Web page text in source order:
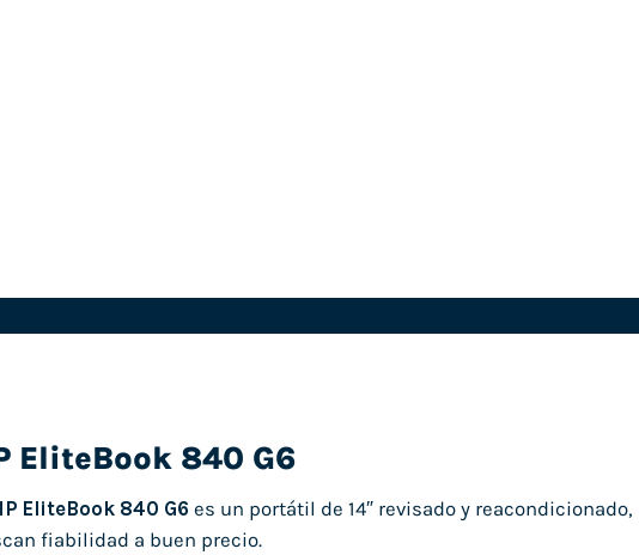
EliteBook 840 G6
EliteBook 840 G6 es un portátil de 14″ revisado y
fiabilidad a buen precio.